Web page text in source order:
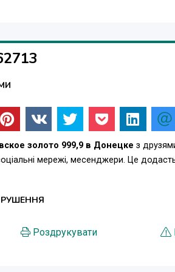
золото 999,9 в Донецке з
мережі, месенджери. Це
Роздрукувати